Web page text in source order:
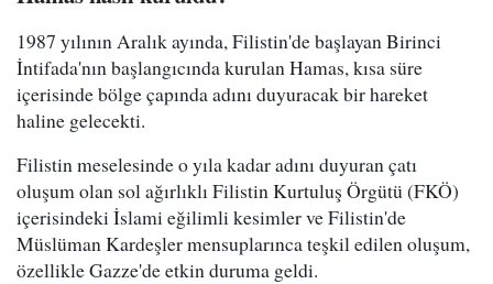
1987 yılının Aralık ayında, Filistin'de başlayan Birinci
İntifada'nın başlangıcında kurulan Hamas, kısa süre
içerisinde bölge çapında adını duyuracak bir hareket
haline gelecekti.
Filistin meselesinde o yıla kadar adını duyuran çatı
oluşum olan sol ağırlıklı Filistin Kurtuluş Örgütü (FKÖ)
içerisindeki İslami eğilimli kesimler ve Filistin'de
Müslüman Kardeşler mensuplarınca teşkil edilen oluşum,
özellikle Gazze'de etkin duruma geldi.